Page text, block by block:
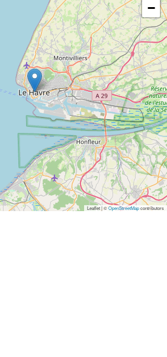
−
Leaflet | ©OpenStreetMapcontributors